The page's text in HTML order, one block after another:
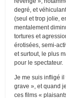
degré, et
(seul et trop jolie,
mentalement
tortures et
érotisées, semi-
et surtout, le plus
pour le spectateur.
Je me suis infligé
grave », et quand
ces films «